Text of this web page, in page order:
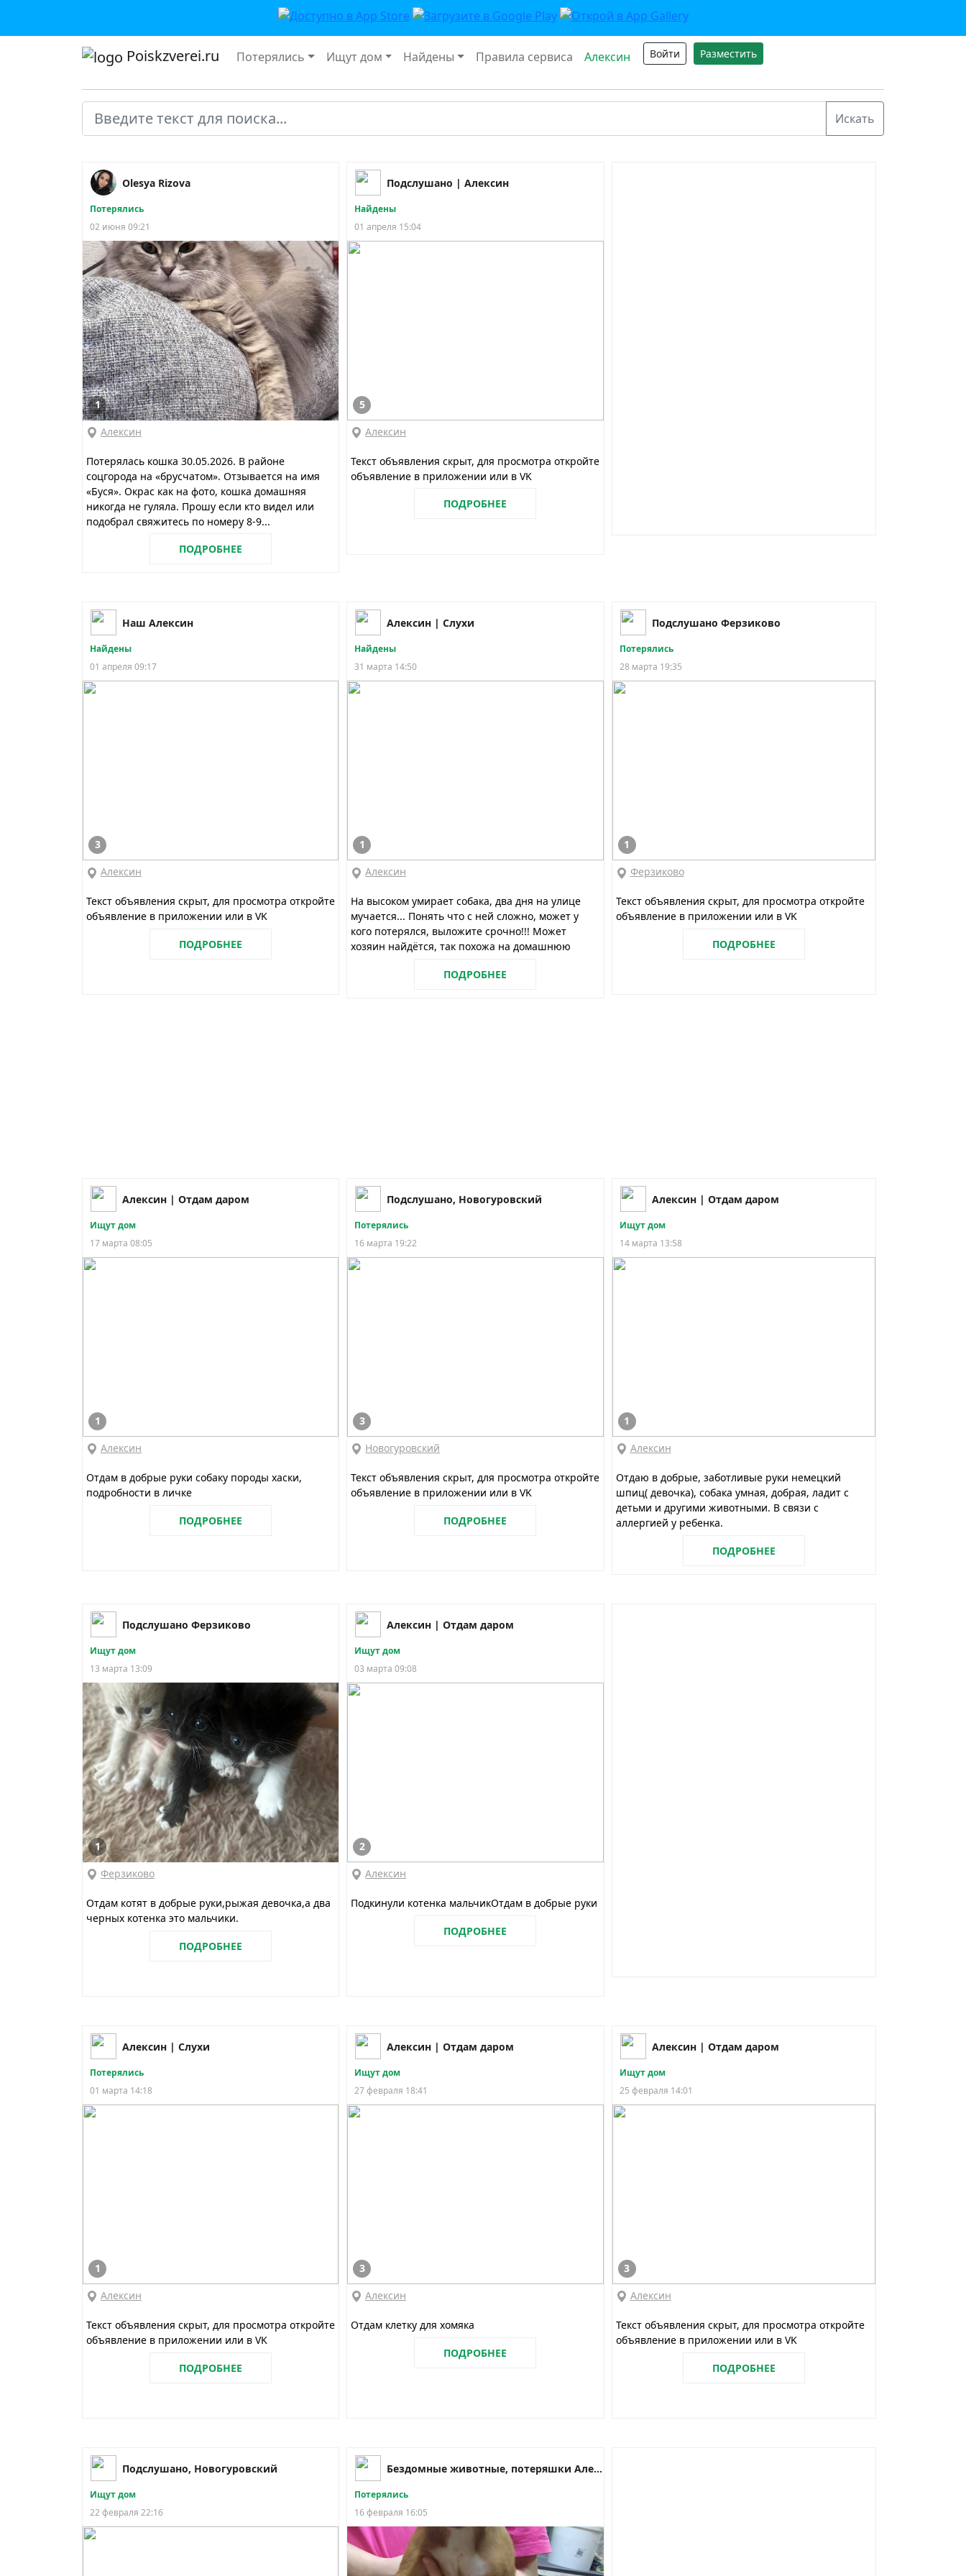
Poiskzverei.ru Потерялись Ищут дом Найдены Правила сервиса Алексин Войти Разместить
Olesya Rizova
Потерялись
02 июня 09:21
1
Алексин
Потерялась кошка 30.05.2026. В районе
соцгорода на «брусчатом». Отзывается на имя
«Буся». Окрас как на фото, кошка домашняя
никогда не гуляла. Прошу если кто видел или
подобрал свяжитесь по номеру 8-9...
ПОДРОБНЕЕ
Подслушано | Алексин
Найдены
01 апреля 15:04
5
Алексин
Текст объявления скрыт, для просмотра откройте
объявление в приложении или в VK
ПОДРОБНЕЕ
Наш Алексин
Найдены
01 апреля 09:17
3
Алексин
Текст объявления скрыт, для просмотра откройте
объявление в приложении или в VK
ПОДРОБНЕЕ
Алексин | Слухи
Найдены
31 марта 14:50
1
Алексин
На высоком умирает собака, два дня на улице
мучается... Понять что с ней сложно, может у
кого потерялся, выложите срочно!!! Может
хозяин найдётся, так похожа на домашнюю
ПОДРОБНЕЕ
Подслушано Ферзиково
Потерялись
28 марта 19:35
1
Ферзиково
Текст объявления скрыт, для просмотра откройте
объявление в приложении или в VK
ПОДРОБНЕЕ
Алексин | Отдам даром
Ищут дом
17 марта 08:05
1
Алексин
Отдам в добрые руки собаку породы хаски,
подробности в личке
ПОДРОБНЕЕ
Подслушано, Новогуровский
Потерялись
16 марта 19:22
3
Новогуровский
Текст объявления скрыт, для просмотра откройте
объявление в приложении или в VK
ПОДРОБНЕЕ
Алексин | Отдам даром
Ищут дом
14 марта 13:58
1
Алексин
Отдаю в добрые, заботливые руки немецкий
шпиц( девочка), собака умная, добрая, ладит с
детьми и другими животными. В связи с
аллергией у ребенка.
ПОДРОБНЕЕ
Подслушано Ферзиково
Ищут дом
13 марта 13:09
1
Ферзиково
Отдам котят в добрые руки,рыжая девочка,а два
черных котенка это мальчики.
ПОДРОБНЕЕ
Алексин | Отдам даром
Ищут дом
03 марта 09:08
2
Алексин
Подкинули котенка мальчикОтдам в добрые руки
ПОДРОБНЕЕ
Алексин | Слухи
Потерялись
01 марта 14:18
1
Алексин
Текст объявления скрыт, для просмотра откройте
объявление в приложении или в VK
ПОДРОБНЕЕ
Алексин | Отдам даром
Ищут дом
27 февраля 18:41
3
Алексин
Отдам клетку для хомяка
ПОДРОБНЕЕ
Алексин | Отдам даром
Ищут дом
25 февраля 14:01
3
Алексин
Текст объявления скрыт, для просмотра откройте
объявление в приложении или в VK
ПОДРОБНЕЕ
Подслушано, Новогуровский
Ищут дом
22 февраля 22:16
Бездомные животные, потеряшки Алексин.
Потерялись
16 февраля 16:05